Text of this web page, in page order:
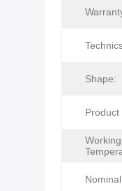
Shape:
Product
Working